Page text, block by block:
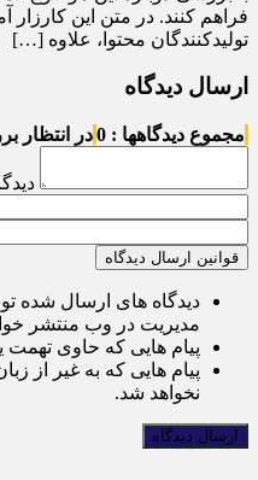
فراهم کنند. در متن این
تولیدکنندگان محتوا، علاوه […]
ارسال دیدگاه
مجموع دیدگاهها : 0 در انتظار
قوانین ارسال دیدگاه
دیدگاه های ارسال شده
مدیریت در وب منتشر
پیام هایی که حاوی تهمت
پیام هایی که به غیر از
نخواهد شد.